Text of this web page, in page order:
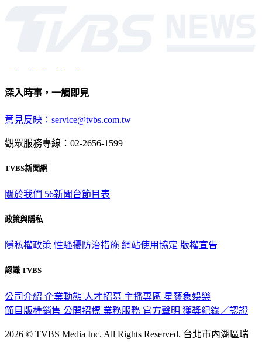
深入時事，一觸即見
意見反映：service@tvbs.com.tw
觀眾服務專線：02-2656-1599
TVBS新聞網
關於我們 56新聞台節目表
政策與隱私
隱私權政策 性騷擾防治措施 網站使用協定 版權宣告
認識 TVBS
公司介紹 企業動態 人才招募 主播專區 星藝象娛樂
節目版權銷售 公開招標 業務服務 官方聲明 獲獎紀錄／認證
2026 © TVBS Media Inc. All Rights Reserved. 台北市內湖區瑞